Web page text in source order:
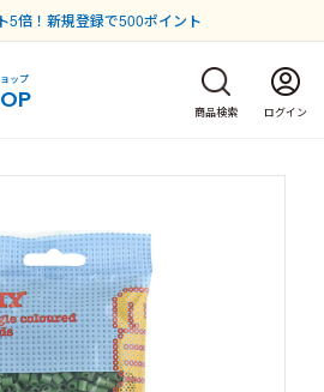
5倍！新規登録で500ポイント
ップ
商品検索 ログイン